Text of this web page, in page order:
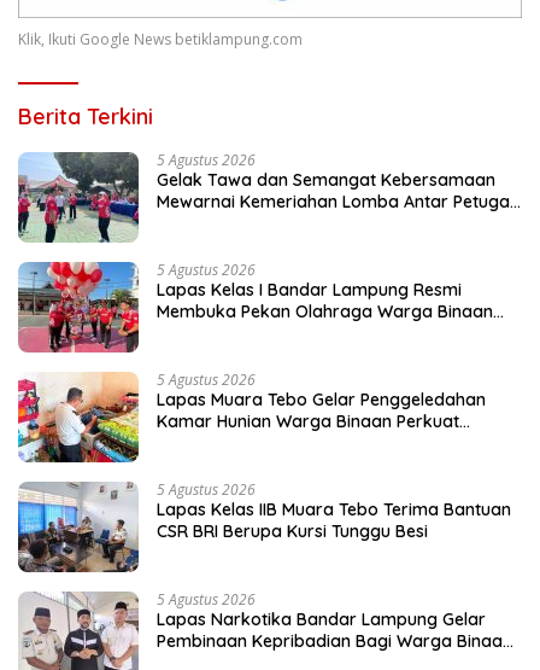
Klik, Ikuti Google News betiklampung.com
Berita Terkini
5 Agustus 2026
Gelak Tawa dan Semangat Kebersamaan
Mewarnai Kemeriahan Lomba Antar Petugas
5 Agustus 2026
Lapas Kelas I Bandar Lampung Resmi
Membuka Pekan Olahraga Warga Binaan
5 Agustus 2026
Lapas Muara Tebo Gelar Penggeledahan
Kamar Hunian Warga Binaan Perkuat
5 Agustus 2026
Lapas Kelas IIB Muara Tebo Terima Bantuan
CSR BRI Berupa Kursi Tunggu Besi
5 Agustus 2026
Lapas Narkotika Bandar Lampung Gelar
Pembinaan Kepribadian Bagi Warga Binaan